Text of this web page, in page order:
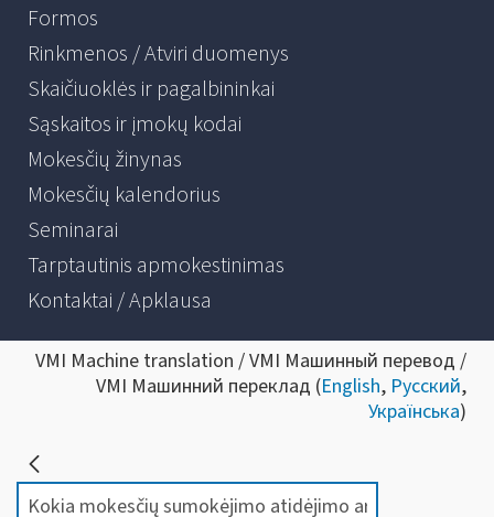
Formos
Rinkmenos / Atviri duomenys
Skaičiuoklės ir pagalbininkai
Sąskaitos ir įmokų kodai
Mokesčių žinynas
Mokesčių kalendorius
Seminarai
Tarptautinis apmokestinimas
Kontaktai / Apklausa
VMI Machine translation / VMI Машинный перевод /
VMI Машинний переклад (English, Русский,
Українська)